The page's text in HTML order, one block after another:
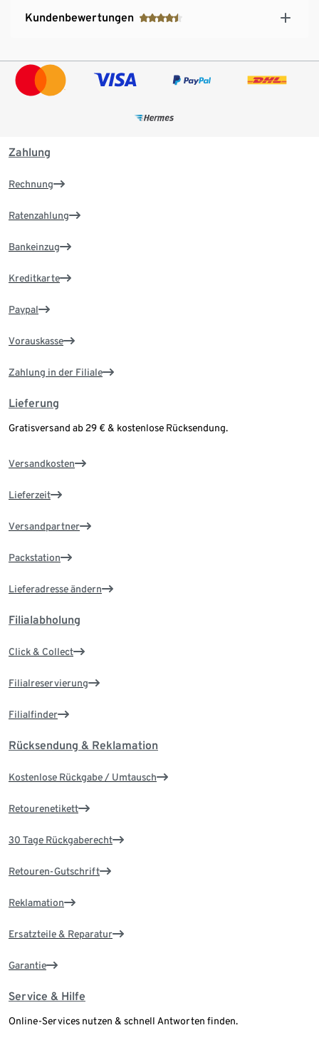
Kundenbewertungen
Zahlung
Rechnung
Ratenzahlung
Bankeinzug
Kreditkarte
Paypal
Vorauskasse
Zahlung in der Filiale
Lieferung
Gratisversand ab 29 € & kostenlose Rücksendung.
Versandkosten
Lieferzeit
Versandpartner
Packstation
Lieferadresse ändern
Filialabholung
Click & Collect
Filialreservierung
Filialfinder
Rücksendung & Reklamation
Kostenlose Rückgabe / Umtausch
Retourenetikett
30 Tage Rückgaberecht
Retouren-Gutschrift
Reklamation
Ersatzteile & Reparatur
Garantie
Service & Hilfe
Online-Services nutzen & schnell Antworten finden.